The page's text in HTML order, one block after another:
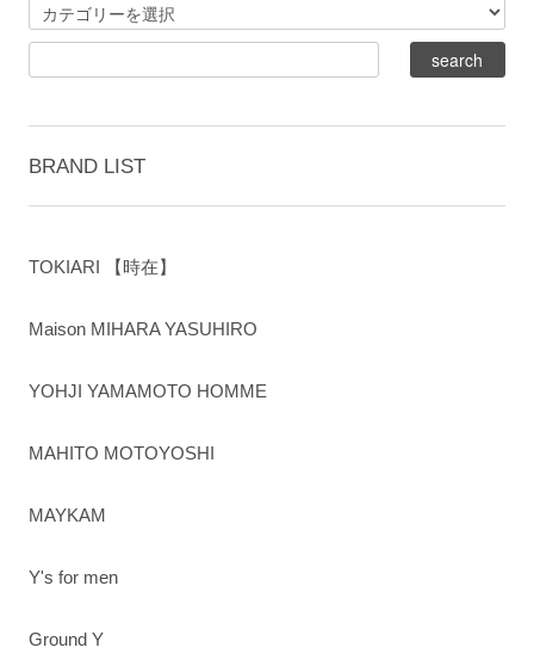
BRAND LIST
TOKIARI 【時在】
Maison MIHARA YASUHIRO
YOHJI YAMAMOTO HOMME
MAHITO MOTOYOSHI
MAYKAM
Y's for men
Ground Y